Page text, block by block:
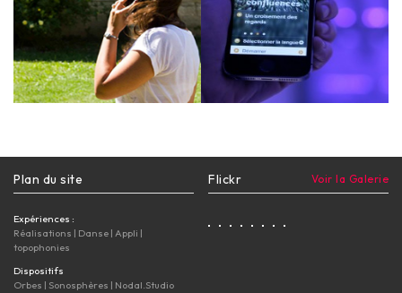
Plan du site
Expériences :
Réalisations | Danse | Appli |
topophonies
Dispositifs
Orbes | Sonosphères | Nodal.Studio
Flickr Voir la Galerie